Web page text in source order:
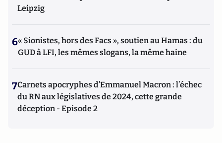
Leipzig
6« Sionistes, hors des Facs », soutien au Hamas : du
GUD à LFI, les mêmes slogans, la même haine
7Carnets apocryphes d’Emmanuel Macron : l’échec
du RN aux législatives de 2024, cette grande
déception - Episode 2